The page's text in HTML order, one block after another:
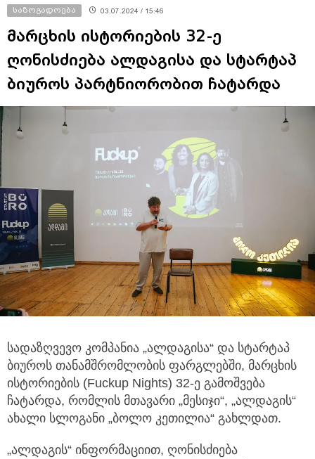
საზოგადოება 03.07.2024 / 15:46
მარცხის ისტორიების 32-ე
ღონისძიება ალდაგისა და სტარტაპ
ბიუროს პარტნიორობით ჩატარდა
სადაზღვევო კომპანია „ალდაგისა“ და სტარტაპ
ბიუროს თანამშრომლობის ფარგლებში, მარცხის
ისტორიების (Fuckup Nights) 32-ე გამოშვება
ჩატარდა, რომლის მთავარი „მესიჯი“, „ალდაგის“
ახალი სლოგანი „ბოლო კეთილია“ გახლდათ.
„ალდაგის“ ინფორმაციით, ღონისძიება